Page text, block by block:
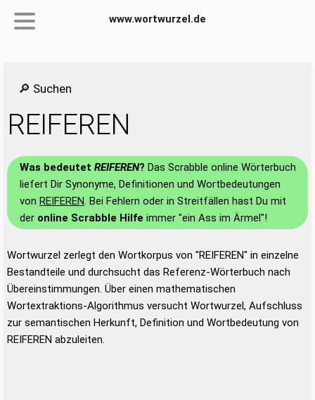
www.wortwurzel.de
🔎 Suchen
REIFEREN
Was bedeutet REIFEREN? Das Scrabble online Wörterbuch
liefert Dir Synonyme, Definitionen und Wortbedeutungen
von REIFEREN. Bei Fehlern oder in Streitfällen hast Du mit
der online Scrabble Hilfe immer "ein Ass im Ärmel"!
Wortwurzel zerlegt den Wortkorpus von "REIFEREN" in einzelne
Bestandteile und durchsucht das Referenz-Wörterbuch nach
Übereinstimmungen. Über einen mathematischen
Wortextraktions-Algorithmus versucht Wortwurzel, Aufschluss
zur semantischen Herkunft, Definition und Wortbedeutung von
REIFEREN abzuleiten.